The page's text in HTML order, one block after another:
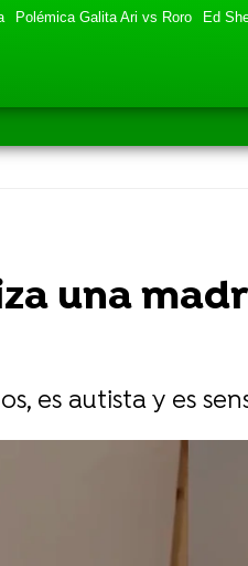
Polémica Galita Ari vs Roro Ed
una
es autista y es